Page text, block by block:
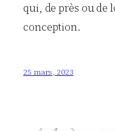
qui, de près ou de
conception.
25 mars, 2023